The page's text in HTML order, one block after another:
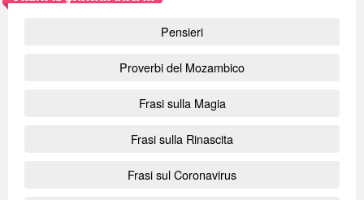
Pensieri
Proverbi del Mozambico
Frasi sulla Magia
Frasi sulla Rinascita
Frasi sul Coronavirus